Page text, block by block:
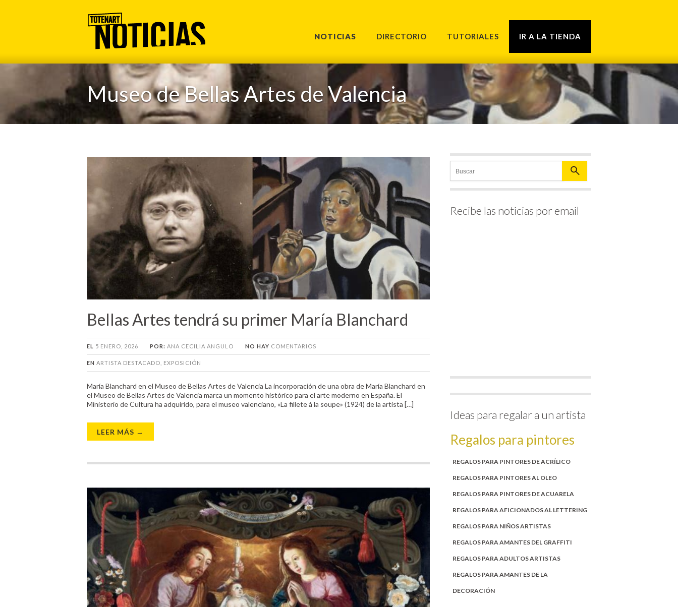
NOTICIAS DIRECTORIO TUTORIALES IR A LA TIENDA
Museo de Bellas Artes de Valencia
Bellas Artes tendrá su primer María Blanchard
EL 5 ENERO, 2026 POR: ANA CECILIA ANGULO NO HAY COMENTARIOS
EN ARTISTA DESTACADO EXPOSICIÓN
María Blanchard en el Museo de Bellas Artes de Valencia La incorporación de una obra de María Blanchard en
el Museo de Bellas Artes de Valencia marca un momento histórico para el arte moderno en España. El
Ministerio de Cultura ha adquirido, para el museo valenciano, «La fillete á la soupe» (1924) de la artista […]
LEER MÁS →
Recibe las noticias por email
Ideas para regalar a un artista
Regalos para pintores
REGALOS PARA PINTORES DE ACRÍLICO
REGALOS PARA PINTORES AL OLEO
REGALOS PARA PINTORES DE ACUARELA
REGALOS PARA AFICIONADOS AL LETTERING
REGALOS PARA NIÑOS ARTISTAS
REGALOS PARA AMANTES DEL GRAFFITI
REGALOS PARA ADULTOS ARTISTAS
REGALOS PARA AMANTES DE LA
DECORACIÓN